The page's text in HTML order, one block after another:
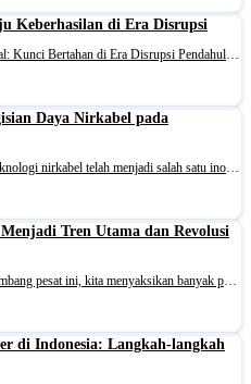
Keberhasilan di Era Disrupsi
Transformasi Bisnis Konvensional ke Digital: Kunci Bertahan di Era Disrupsi Pendahuluan Apakah Anda pernah merasa bisnis Anda terjebak di masa lalu? Mungkin proses operasionalnya lambat, sistemnya usang, atau bahkan terasa sulit untuk bersaing dengan pemain baru yang lebih gesit. Saya pun pernah
Daya Nirkabel pada
Dalam era digital yang terus berkembang, teknologi nirkabel telah menjadi salah satu inovasi yang paling mengubah cara kita berinteraksi dengan perangkat elektronik. Salah satu aspek yang paling menarik dari teknologi nirkabel adalah kemampuannya untuk memungkinkan pengisian daya tanpa kabel. Dengan
Tren Utama dan Revolusi
Pendahuluan Di era digital yang terus berkembang pesat ini, kita menyaksikan banyak perubahan signifikan yang mengubah cara kita berinteraksi dengan dunia. Salah satu tren yang menonjol dan terus menarik perhatian kita adalah Internet of Things (IoT). IoT bukan sekadar kata kunci; ia merupakan revo
di Indonesia: Langkah-langkah